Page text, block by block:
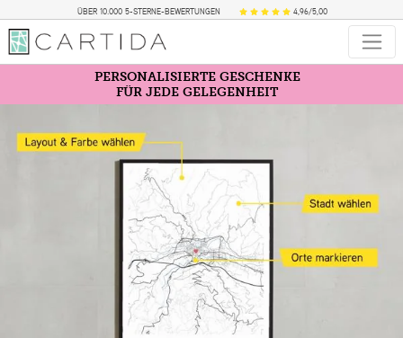
ÜBER 10.000 5-STERNE-BEWERTUNGEN 4,96/5,00
PERSONALISIERTE GESCHENKE
FÜR JEDE GELEGENHEIT